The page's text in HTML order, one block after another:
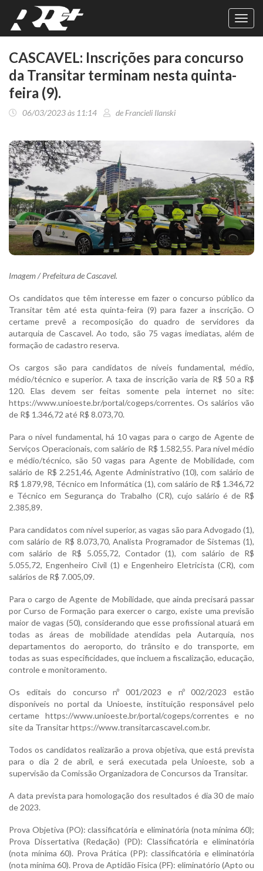
CASCAVEL: Inscrições para concurso
da Transitar terminam nesta quinta-
feira (9).
06/03/2023 às 11:14 de Francieli Ilanski
Imagem /Prefeitura de Cascavel.
Os candidatos que têm interesse em fazer o concurso público da
Transitar têm até esta quinta-feira (9) para fazer a inscrição. O
certame prevê a recomposição do quadro de servidores da
autarquia de Cascavel. Ao todo, são 75 vagas imediatas, além de
formação de cadastro reserva.
Os cargos são para candidatos de níveis fundamental, médio,
médio/técnico e superior. A taxa de inscrição varia de R$ 50 a R$
120. Elas devem ser feitas somente pela internet no site:
https://www.unioeste.br/portal/cogeps/correntes. Os salários vão
de R$ 1.346,72 até R$ 8.073,70.
Para o nível fundamental, há 10 vagas para o cargo de Agente de
Serviços Operacionais, com salário de R$ 1.582,55. Para nível médio
e médio/técnico, são 50 vagas para Agente de Mobilidade, com
salário de R$ 2.251,46, Agente Administrativo (10), com salário de
R$ 1.879,98, Técnico em Informática (1), com salário de R$ 1.346,72
e Técnico em Segurança do Trabalho (CR), cujo salário é de R$
2.385,89.
Para candidatos com nível superior, as vagas são para Advogado (1),
com salário de R$ 8.073,70, Analista Programador de Sistemas (1),
com salário de R$ 5.055,72, Contador (1), com salário de R$
5.055,72, Engenheiro Civil (1) e Engenheiro Eletricista (CR), com
salários de R$ 7.005,09.
Para o cargo de Agente de Mobilidade, que ainda precisará passar
por Curso de Formação para exercer o cargo, existe uma previsão
maior de vagas (50), considerando que esse profissional atuará em
todas as áreas de mobilidade atendidas pela Autarquia, nos
departamentos do aeroporto, do trânsito e do transporte, em
todas as suas especificidades, que incluem a fiscalização, educação,
controle e monitoramento.
Os editais do concurso nº 001/2023 e nº 002/2023 estão
disponíveis no portal da Unioeste, instituição responsável pelo
certame https://www.unioeste.br/portal/cogeps/correntes e no
site da Transitar https://www.transitarcascavel.com.br.
Todos os candidatos realizarão a prova objetiva, que está prevista
para o dia 2 de abril, e será executada pela Unioeste, sob a
supervisão da Comissão Organizadora de Concursos da Transitar.
A data prevista para homologação dos resultados é dia 30 de maio
de 2023.
Prova Objetiva (PO): classificatória e eliminatória (nota mínima 60);
Prova Dissertativa (Redação) (PD): Classificatória e eliminatória
(nota mínima 60). Prova Prática (PP): classificatória e eliminatória
(nota mínima 60). Prova de Aptidão Física (PF): eliminatório (Apto ou